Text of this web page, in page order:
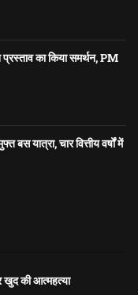
का किया समर्थन, PM
बस यात्रा, चार वित्तीय वर्षों में
खुद की आत्महत्या